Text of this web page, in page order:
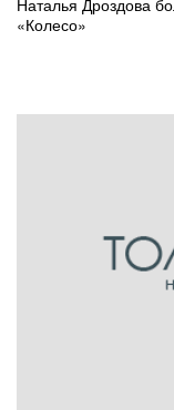
«Колесо»